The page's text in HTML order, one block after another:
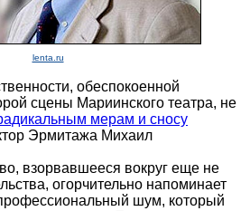
lenta.ru
обеспокоенной
сцены Мариинского театра, не
мерам и сносу
Эрмитажа Михаил
взорвавшееся вокруг еще не
огорчительно напоминает
шум, который